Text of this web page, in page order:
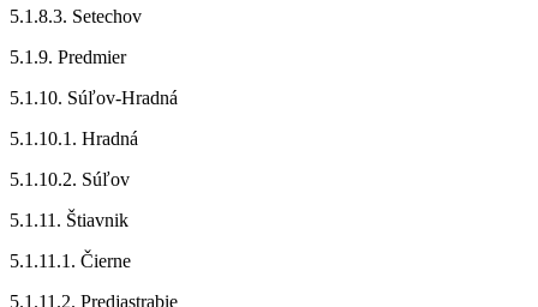
5.1.8.3. Setechov
5.1.9. Predmier
5.1.10. Súľov-Hradná
5.1.10.1. Hradná
5.1.10.2. Súľov
5.1.11. Štiavnik
5.1.11.1. Čierne
5.1.11.2. Predjastrabie